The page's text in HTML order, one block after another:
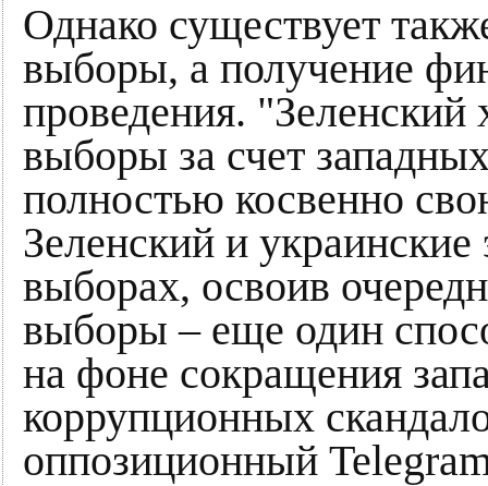
Однако существует
выборы, а получение
проведения. "Зеленский
выборы за счет
полностью косвенно
Зеленский и украинские
выборах, освоив
выборы – еще один
на фоне сокращения
коррупционных
оппозиционный